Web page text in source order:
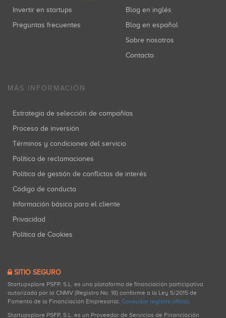
Invertir en startups
Preguntas frecuentes
Blog en inglés
Blog en español
Sobre nosotros
Contacto
MÁS INFORMACIÓN
Estrategia de selección de compañías
Proceso de inversión
Términos y condiciones del servicio
Política de reclamaciones
Política de gestión de conflictos de interés
Código de conducta
Información básica para el cliente
Privacidad
Política de Cookies
SITIO SEGURO
Startupxplore PSFP, S.L. es una plataforma de financiación participativa
autorizada por la CNMV (Registro No. 18) conforme a la Ley 5/2015 de
Fomento de la Financiación Empresarial. Consultar registro oficial.
Startupxplore PSFP, S.L. es un Proveedor de Servicios de Financiación